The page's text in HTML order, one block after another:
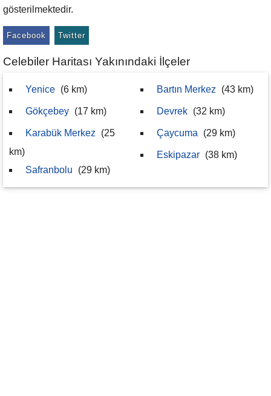
gösterilmektedir.
Facebook Twitter
Celebiler Haritası Yakınındaki İlçeler
Yenice (6 km)
Gökçebey (17 km)
Karabük Merkez
(25
km)
Safranbolu
(29 km)
Bartın Merkez (43 km)
Devrek (32 km)
Çaycuma (29 km)
Eskipazar (38 km)